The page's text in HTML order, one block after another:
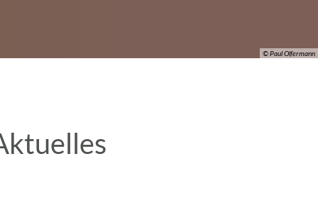
© Paul Olfermann